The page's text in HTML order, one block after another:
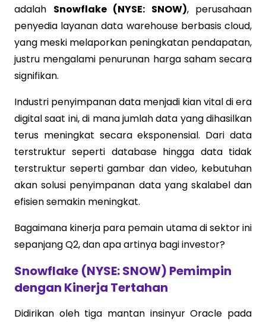
adalah Snowflake (NYSE: SNOW), perusahaan
penyedia layanan data warehouse berbasis cloud,
yang meski melaporkan peningkatan pendapatan,
justru mengalami penurunan harga saham secara
signifikan.
Industri penyimpanan data menjadi kian vital di era
digital saat ini, di mana jumlah data yang dihasilkan
terus meningkat secara eksponensial. Dari data
terstruktur seperti database hingga data tidak
terstruktur seperti gambar dan video, kebutuhan
akan solusi penyimpanan data yang skalabel dan
efisien semakin meningkat.
Bagaimana kinerja para pemain utama di sektor ini
sepanjang Q2, dan apa artinya bagi investor?
Snowflake (NYSE: SNOW) Pemimpin
dengan Kinerja Tertahan
Didirikan oleh tiga mantan insinyur Oracle pada